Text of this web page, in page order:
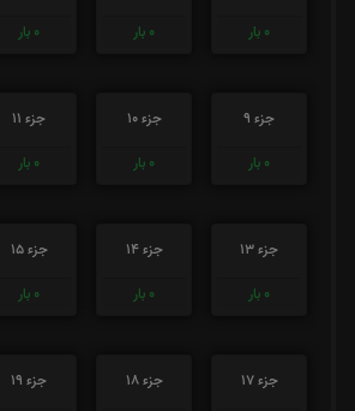
0 بار
0 بار
0 بار
جزء 9
0 بار
جزء 10
0 بار
جزء 11
0 بار
جزء 13
0 بار
جزء 14
0 بار
جزء 15
0 بار
جزء 17
جزء 18
جزء 19